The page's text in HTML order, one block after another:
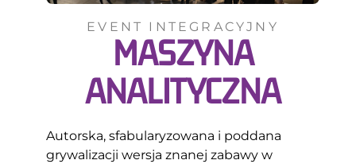
EVENT INTEGRACYJNY
MASZYNA
ANALITYCZNA
Autorska, sfabularyzowana i poddana
grywalizacji wersja znanej zabawy w